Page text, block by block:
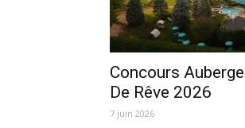
Concours
De Rêve 2026
7 juin 2026